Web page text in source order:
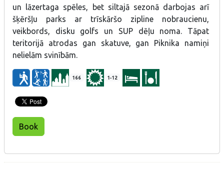
un lāzertaga spēles, bet siltajā sezonā darbojas arī
šķēršļu parks ar trīskāršo zipline nobraucienu,
veikbords, disku golfs un SUP dēļu noma. Tāpat
teritorijā atrodas gan skatuve, gan Piknika namiņi
nelielām svinībām.
166 1-12
Book